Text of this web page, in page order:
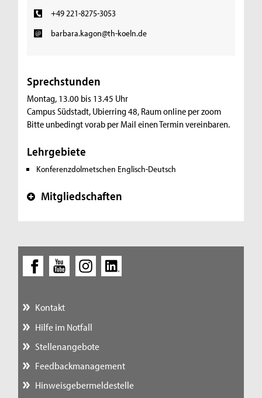
+49 221-8275-3053
barbara.kagon@th-koeln.de
Sprechstunden
Montag, 13.00 bis 13.45 Uhr
Campus Südstadt, Ubierring 48, Raum online per zoom
Bitte unbedingt vorab per Mail einen Termin vereinbaren.
Lehrgebiete
Konferenzdolmetschen Englisch-Deutsch
+ Mitgliedschaften
Kontakt
Hilfe im Notfall
Stellenangebote
Feedbackmanagement
Hinweisgebermeldestelle